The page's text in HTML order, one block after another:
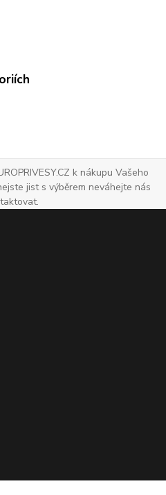
k nákupu Vašeho
jist s výběrem neváhejte nás